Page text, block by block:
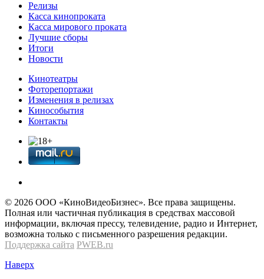
Релизы
Касса кинопроката
Касса мирового проката
Лучшие сборы
Итоги
Новости
Кинотеатры
Фоторепортажи
Изменения в релизах
Кинособытия
Контакты
© 2026 OOО «КиноВидеоБизнес». Все права защищены.
Полная или частичная публикация в средствах массовой
информации, включая прессу, телевидение, радио и Интернет,
возможна только с письменного разрешения редакции.
Поддержка сайта PWEB.ru
Наверх